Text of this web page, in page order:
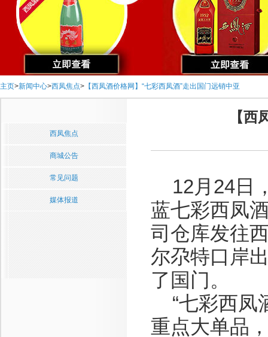
主页>新闻中心>西凤焦点> 【西凤酒价格网】“七彩西凤酒”走出国门远销中亚
西凤焦点
商城公告
常见问题
媒体报道
【
12月24日
蓝七彩西凤
司仓库发往
尔尕特口岸
了国门。
“七彩西凤
重点大单品